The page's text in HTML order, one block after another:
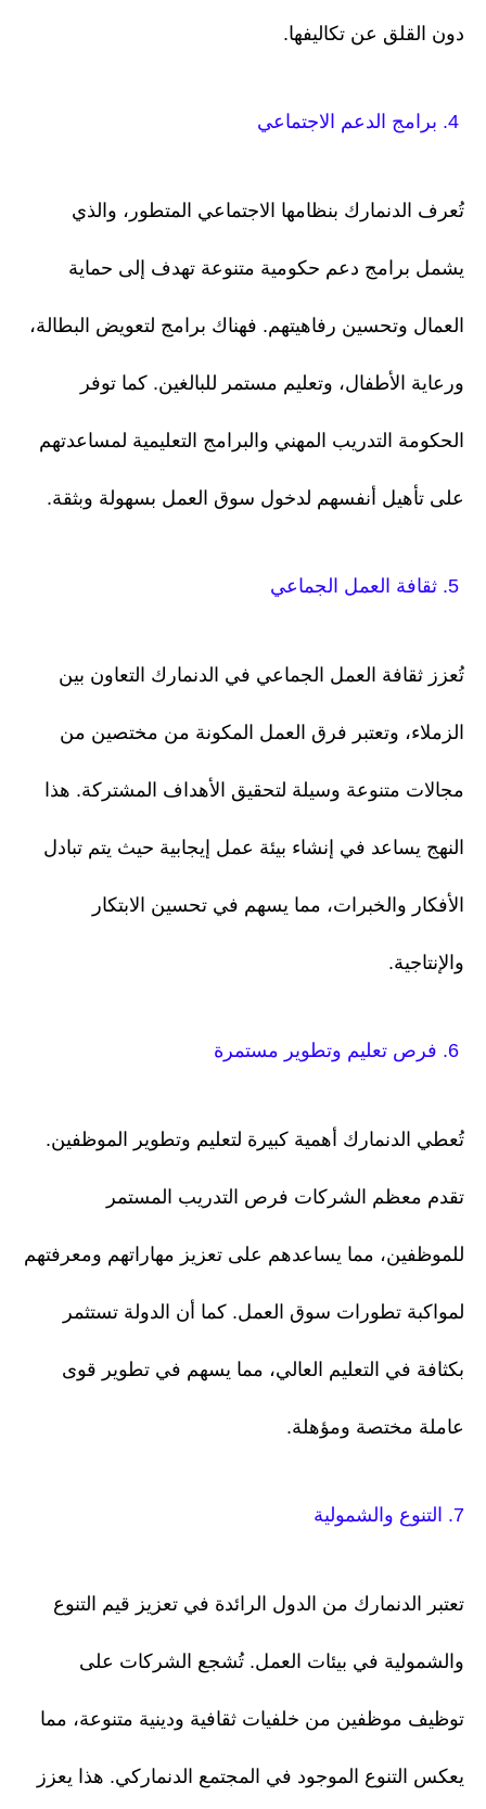
دون القلق عن تكاليفها.
تُعرف الدنمارك بنظامها الاجتماعي المتطور، والذي
يشمل برامج دعم حكومية متنوعة تهدف إلى حماية
العمال وتحسين رفاهيتهم. فهناك برامج لتعويض البطالة،
ورعاية الأطفال، وتعليم مستمر للبالغين. كما توفر
الحكومة التدريب المهني والبرامج التعليمية لمساعدتهم
على تأهيل أنفسهم لدخول سوق العمل بسهولة وبثقة.
تُعزز ثقافة العمل الجماعي في الدنمارك التعاون بين
الزملاء، وتعتبر فرق العمل المكونة من مختصين من
مجالات متنوعة وسيلة لتحقيق الأهداف المشتركة. هذا
النهج يساعد في إنشاء بيئة عمل إيجابية حيث يتم تبادل
الأفكار والخبرات، مما يسهم في تحسين الابتكار
والإنتاجية.
تُعطي الدنمارك أهمية كبيرة لتعليم وتطوير الموظفين.
تقدم معظم الشركات فرص التدريب المستمر
للموظفين، مما يساعدهم على تعزيز مهاراتهم ومعرفتهم
لمواكبة تطورات سوق العمل. كما أن الدولة تستثمر
بكثافة في التعليم العالي، مما يسهم في تطوير قوى
عاملة مختصة ومؤهلة.
7. التنوع والشمولية
تعتبر الدنمارك من الدول الرائدة في تعزيز قيم التنوع
والشمولية في بيئات العمل. تُشجع الشركات على
توظيف موظفين من خلفيات ثقافية ودينية متنوعة، مما
يعكس التنوع الموجود في المجتمع الدنماركي. هذا يعزز